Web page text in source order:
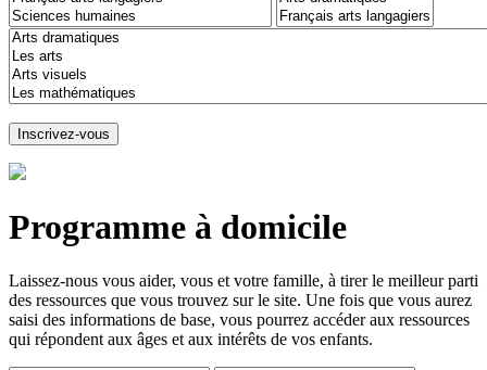
Programme à domicile
Laissez-nous vous aider, vous et votre famille, à tirer le meilleur parti
des ressources que vous trouvez sur le site. Une fois que vous aurez
saisi des informations de base, vous pourrez accéder aux ressources
qui répondent aux âges et aux intérêts de vos enfants.